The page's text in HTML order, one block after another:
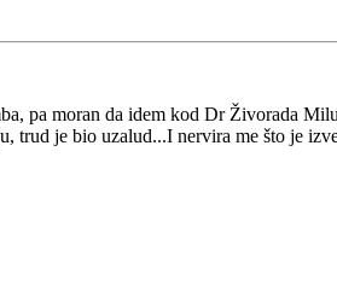
pa moran da idem kod Dr Živorada
je bio uzalud...I nervira me što je